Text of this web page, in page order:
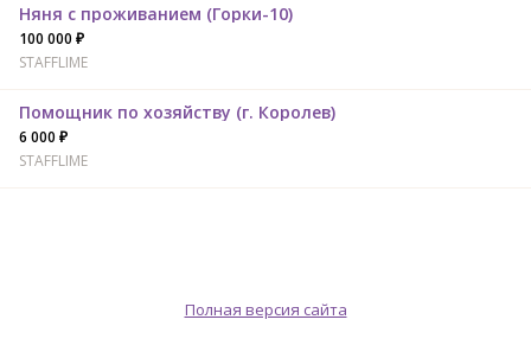
Няня с проживанием (Горки-10)
100 000 ₽
STAFFLIME
Помощник по хозяйству (г. Королев)
6 000 ₽
STAFFLIME
Полная версия сайта